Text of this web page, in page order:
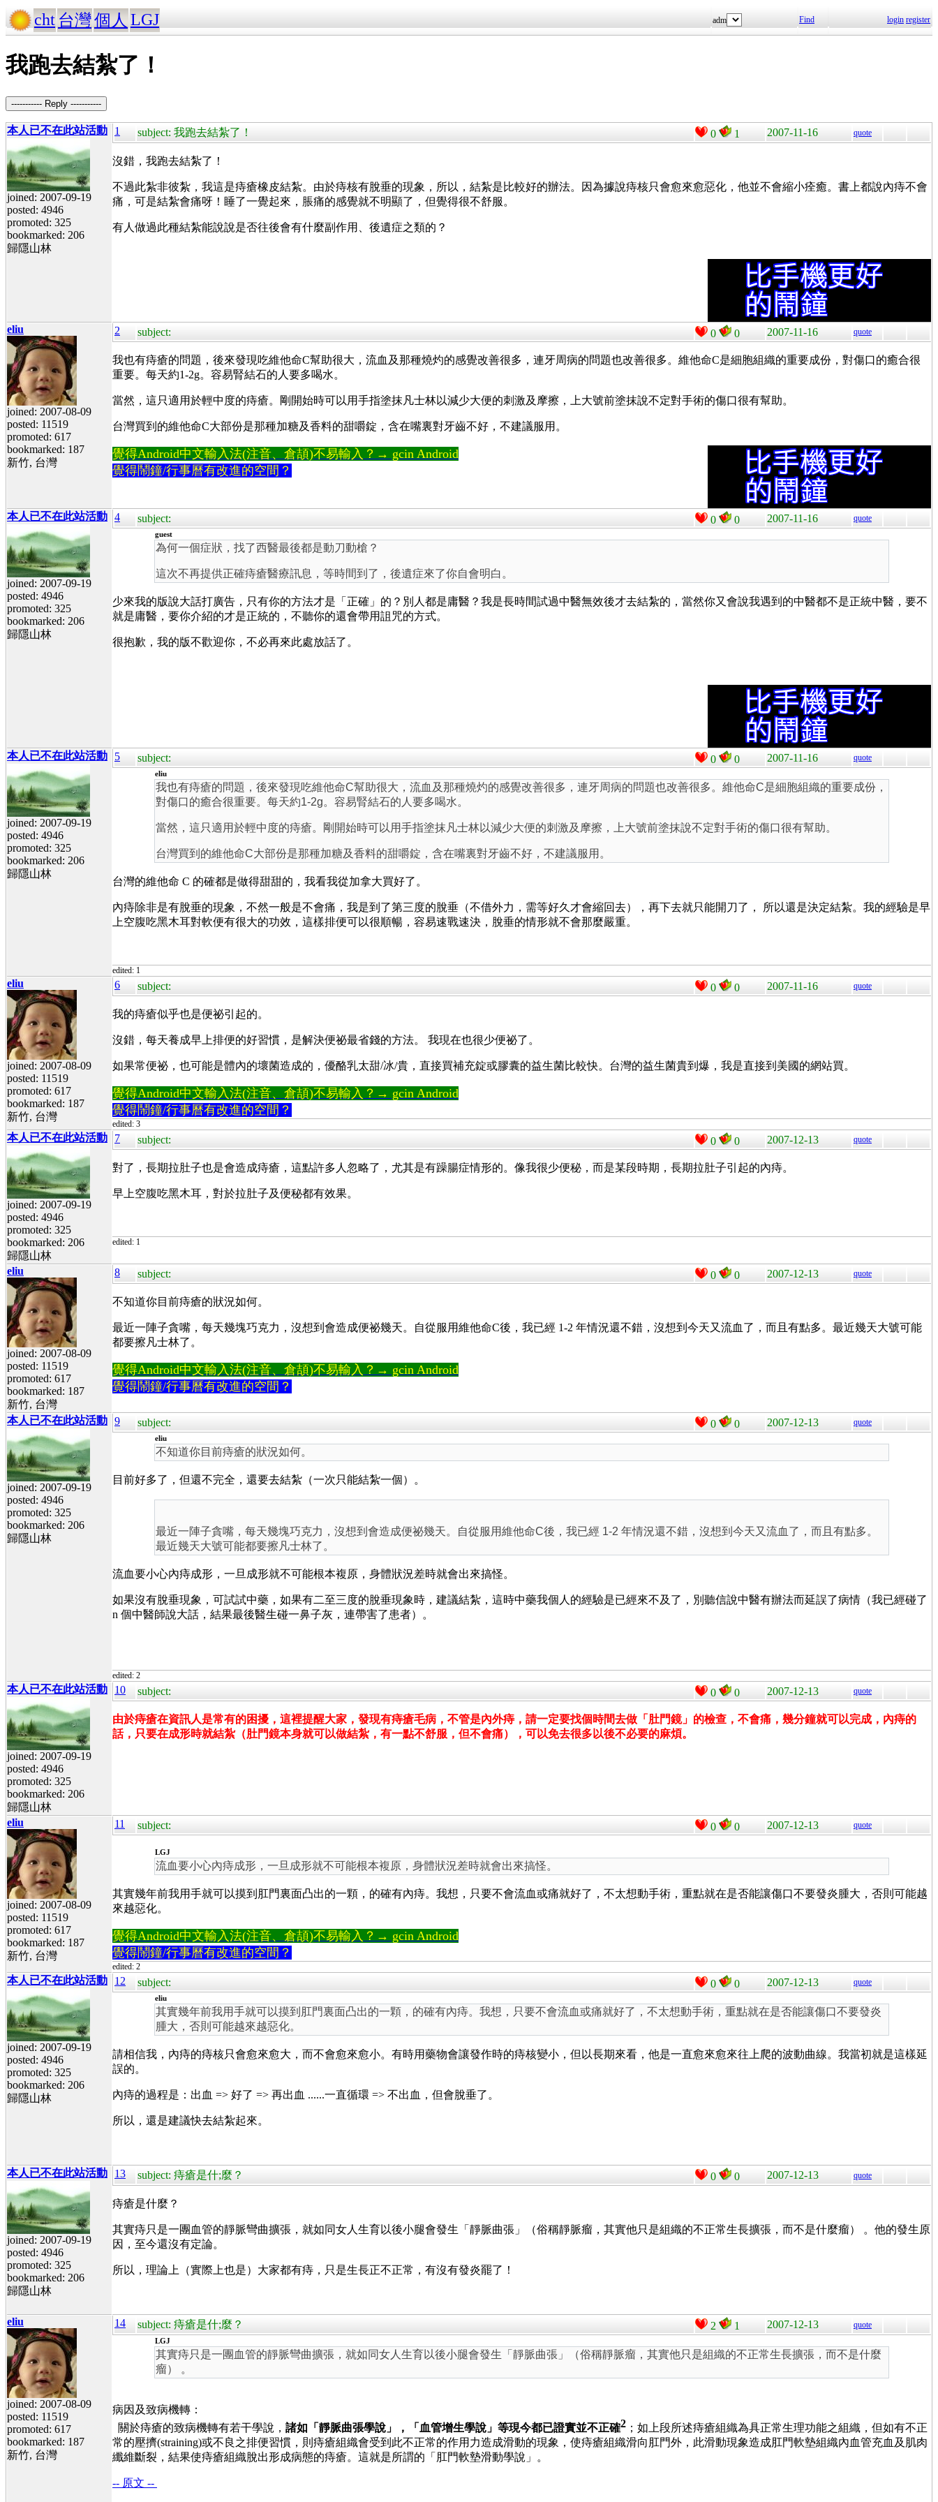
cht 台灣個人 LGJ adm Find login register
我跑去結紮了！
----------- Reply -----------
本人已不在此站活動
joined: 2007-09-19
posted: 4946
promoted: 325
bookmarked: 206
歸隱山林
1 subject: 我跑去結紮了！ 0 1 2007-11-16 quote
沒錯，我跑去結紮了！
不過此紮非彼紮，我這是痔瘡橡皮結紮。由於痔核有脫垂的現象，所以，結紮是比較好的辦法。因為據說痔核只會愈來愈惡化，他並不會縮小痊癒。書上都說內痔不會
痛，可是結紮會痛呀！睡了一覺起來，脹痛的感覺就不明顯了，但覺得很不舒服。
有人做過此種結紮能說說是否往後會有什麼副作用、後遺症之類的？
eliu
joined: 2007-08-09
posted: 11519
promoted: 617
bookmarked: 187
新竹, 台灣
2 subject: 0 0 2007-11-16 quote
我也有痔瘡的問題，後來發現吃維他命C幫助很大，流血及那種燒灼的感覺改善很多，連牙周病的問題也改善很多。維他命C是細胞組織的重要成份，對傷口的癒合很
重要。每天約1-2g。容易腎結石的人要多喝水。
當然，這只適用於輕中度的痔瘡。剛開始時可以用手指塗抹凡士林以減少大便的刺激及摩擦，上大號前塗抹說不定對手術的傷口很有幫助。
台灣買到的維他命C大部份是那種加糖及香料的甜嚼錠，含在嘴裏對牙齒不好，不建議服用。
覺得Android中文輸入法(注音、倉頡)不易輸入？→ gcin Android
覺得鬧鐘/行事曆有改進的空間？
本人已不在此站活動
joined: 2007-09-19
posted: 4946
promoted: 325
bookmarked: 206
歸隱山林
4 subject: 0 0 2007-11-16 quote
guest
為何一個症狀，找了西醫最後都是動刀動槍？
這次不再提供正確痔瘡醫療訊息，等時間到了，後遺症來了你自會明白。
少來我的版說大話打廣告，只有你的方法才是「正確」的？別人都是庸醫？我是長時間試過中醫無效後才去結紮的，當然你又會說我遇到的中醫都不是正統中醫，要不
就是庸醫，要你介紹的才是正統的，不聽你的還會帶用詛咒的方式。
很抱歉，我的版不歡迎你，不必再來此處放話了。
本人已不在此站活動
joined: 2007-09-19
posted: 4946
promoted: 325
bookmarked: 206
歸隱山林
5 subject: 0 0 2007-11-16 quote
eliu
我也有痔瘡的問題，後來發現吃維他命C幫助很大，流血及那種燒灼的感覺改善很多，連牙周病的問題也改善很多。維他命C是細胞組織的重要成份，
對傷口的癒合很重要。每天約1-2g。容易腎結石的人要多喝水。
當然，這只適用於輕中度的痔瘡。剛開始時可以用手指塗抹凡士林以減少大便的刺激及摩擦，上大號前塗抹說不定對手術的傷口很有幫助。
台灣買到的維他命C大部份是那種加糖及香料的甜嚼錠，含在嘴裏對牙齒不好，不建議服用。
台灣的維他命 C 的確都是做得甜甜的，我看我從加拿大買好了。
內痔除非是有脫垂的現象，不然一般是不會痛，我是到了第三度的脫垂（不借外力，需等好久才會縮回去），再下去就只能開刀了， 所以還是決定結紮。我的經驗是早
上空腹吃黑木耳對軟便有很大的功效，這樣排便可以很順暢，容易速戰速決，脫垂的情形就不會那麼嚴重。
edited: 1
eliu
joined: 2007-08-09
posted: 11519
promoted: 617
bookmarked: 187
新竹, 台灣
6 subject: 0 0 2007-11-16 quote
我的痔瘡似乎也是便祕引起的。
沒錯，每天養成早上排便的好習慣，是解決便祕最省錢的方法。 我現在也很少便祕了。
如果常便祕，也可能是體內的壞菌造成的，優酪乳太甜/冰/貴，直接買補充錠或膠囊的益生菌比較快。台灣的益生菌貴到爆，我是直接到美國的網站買。
覺得Android中文輸入法(注音、倉頡)不易輸入？→ gcin Android
覺得鬧鐘/行事曆有改進的空間？
edited: 3
本人已不在此站活動
joined: 2007-09-19
posted: 4946
promoted: 325
bookmarked: 206
歸隱山林
7 subject: 0 0 2007-12-13 quote
對了，長期拉肚子也是會造成痔瘡，這點許多人忽略了，尤其是有躁腸症情形的。像我很少便秘，而是某段時期，長期拉肚子引起的內痔。
早上空腹吃黑木耳，對於拉肚子及便秘都有效果。
edited: 1
eliu
joined: 2007-08-09
posted: 11519
promoted: 617
bookmarked: 187
新竹, 台灣
8 subject: 0 0 2007-12-13 quote
不知道你目前痔瘡的狀況如何。
最近一陣子貪嘴，每天幾塊巧克力，沒想到會造成便祕幾天。自從服用維他命C後，我已經 1-2 年情況還不錯，沒想到今天又流血了，而且有點多。最近幾天大號可能
都要擦凡士林了。
覺得Android中文輸入法(注音、倉頡)不易輸入？→ gcin Android
覺得鬧鐘/行事曆有改進的空間？
本人已不在此站活動
joined: 2007-09-19
posted: 4946
promoted: 325
bookmarked: 206
歸隱山林
9 subject: 0 0 2007-12-13 quote
eliu
不知道你目前痔瘡的狀況如何。
目前好多了，但還不完全，還要去結紮（一次只能結紮一個）。
最近一陣子貪嘴，每天幾塊巧克力，沒想到會造成便祕幾天。自從服用維他命C後，我已經 1-2 年情況還不錯，沒想到今天又流血了，而且有點多。
最近幾天大號可能都要擦凡士林了。
流血要小心內痔成形，一旦成形就不可能根本複原，身體狀況差時就會出來搞怪。
如果沒有脫垂現象，可試試中藥，如果有二至三度的脫垂現象時，建議結紮，這時中藥我個人的經驗是已經來不及了，別聽信說中醫有辦法而延誤了病情（我已經碰了
n 個中醫師說大話，結果最後醫生碰一鼻子灰，連帶害了患者）。
edited: 2
本人已不在此站活動
joined: 2007-09-19
posted: 4946
promoted: 325
bookmarked: 206
歸隱山林
10 subject: 0 0 2007-12-13 quote
由於痔瘡在資訊人是常有的困擾，這裡提醒大家，發現有痔瘡毛病，不管是內外痔，請一定要找個時間去做「肚門鏡」的檢查，不會痛，幾分鐘就可以完成，內痔的
話，只要在成形時就結紮（肚門鏡本身就可以做結紮，有一點不舒服，但不會痛），可以免去很多以後不必要的麻煩。
eliu
joined: 2007-08-09
posted: 11519
promoted: 617
bookmarked: 187
新竹, 台灣
11 subject: 0 0 2007-12-13 quote
LGJ
流血要小心內痔成形，一旦成形就不可能根本複原，身體狀況差時就會出來搞怪。
其實幾年前我用手就可以摸到肛門裏面凸出的一顆，的確有內痔。我想，只要不會流血或痛就好了，不太想動手術，重點就在是否能讓傷口不要發炎腫大，否則可能越
來越惡化。
覺得Android中文輸入法(注音、倉頡)不易輸入？→ gcin Android
覺得鬧鐘/行事曆有改進的空間？
edited: 2
本人已不在此站活動
joined: 2007-09-19
posted: 4946
promoted: 325
bookmarked: 206
歸隱山林
12 subject: 0 0 2007-12-13 quote
eliu
其實幾年前我用手就可以摸到肛門裏面凸出的一顆，的確有內痔。我想，只要不會流血或痛就好了，不太想動手術，重點就在是否能讓傷口不要發炎
腫大，否則可能越來越惡化。
請相信我，內痔的痔核只會愈來愈大，而不會愈來愈小。有時用藥物會讓發作時的痔核變小，但以長期來看，他是一直愈來愈來往上爬的波動曲線。我當初就是這樣延
誤的。
內痔的過程是：出血 => 好了 => 再出血 ......一直循環 => 不出血，但會脫垂了。
所以，還是建議快去結紮起來。
本人已不在此站活動
joined: 2007-09-19
posted: 4946
promoted: 325
bookmarked: 206
歸隱山林
13 subject: 痔瘡是什;麼？ 0 0 2007-12-13 quote
痔瘡是什麼？
其實痔只是一團血管的靜脈彎曲擴張，就如同女人生育以後小腿會發生「靜脈曲張」（俗稱靜脈瘤，其實他只是組織的不正常生長擴張，而不是什麼瘤） 。他的發生原
因，至今還沒有定論。
所以，理論上（實際上也是）大家都有痔，只是生長正不正常，有沒有發炎罷了！
eliu
joined: 2007-08-09
posted: 11519
promoted: 617
bookmarked: 187
新竹, 台灣
14 subject: 痔瘡是什;麼？ 2 1 2007-12-13 quote
LGJ
其實痔只是一團血管的靜脈彎曲擴張，就如同女人生育以後小腿會發生「靜脈曲張」（俗稱靜脈瘤，其實他只是組織的不正常生長擴張，而不是什麼
瘤） 。
病因及致病機轉：
關於痔瘡的致病機轉有若干學說， 諸如「靜脈曲張學說」，「血管增生學說」等現今都已證實並不正確2 ；如上段所述痔瘡組織為具正常生理功能之組織，但如有不正
常的壓擠(straining)或不良之排便習慣，則痔瘡組織會受到此不正常的作用力造成滑動的現象，使痔瘡組織滑向肛門外，此滑動現象造成肛門軟墊組織內血管充血及肌肉
纖維斷裂，結果使痔瘡組織脫出形成病態的痔瘡。這就是所謂的「肛門軟墊滑動學說」。
-- 原文 --